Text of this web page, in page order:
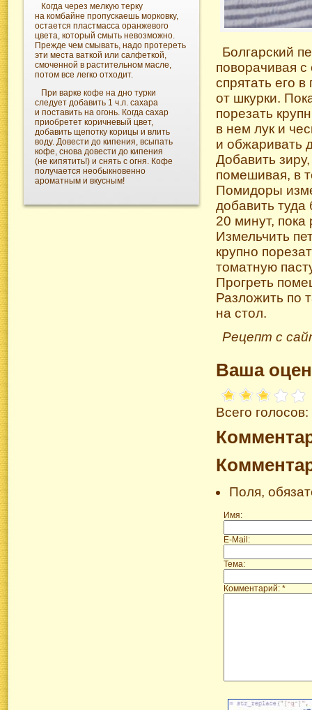
Когда через мелкую терку
на комбайне пропускаешь морковку,
остается пластмасса оранжевого
цвета, который смыть невозможно.
Прежде чем смывать, надо протереть
эти места ваткой или салфеткой,
смоченной в растительном масле,
потом все легко отходит.
При варке кофе на дно турки
следует добавить 1 ч.л. сахара
и поставить на огонь. Когда сахар
приобретет коричневый цвет,
добавить щепотку корицы и влить
воду. Довести до кипения, всыпать
кофе, снова довести до кипения
(не кипятить!) и снять с огня. Кофе
получается необыкновенно
ароматным и вкусным!
Болгарский
поворачивая с
спрятать его
от шкурки.
порезать
в нем лук и
и обжаривать
Добавить
помешивая, в
Помидоры
добавить
20 минут, пока
Измельчить
крупно
томатную
Прогреть
Разложить по
на стол.
Рецепт с
Ваша
Всего
Поля,
Имя:
E-Mail:
Тема:
Комментарий: *